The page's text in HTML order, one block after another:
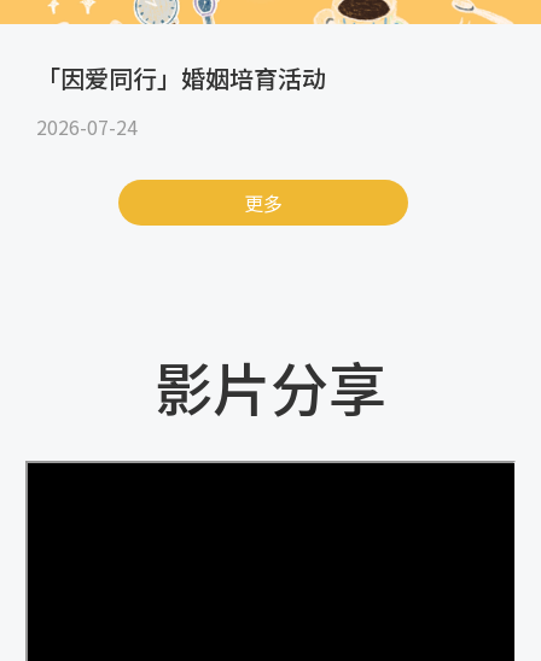
「因爱同行」婚姻培育活动
2026-07-24
更多
影片分享